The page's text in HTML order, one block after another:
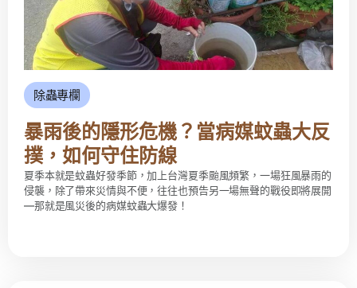
除蟲專欄
暴雨後的隱形危機？當病媒蚊蟲大反
撲，如何守住防線
夏季本就是蚊蟲好發季節，加上台灣夏季颱風頻繁，一場狂風暴雨的
侵襲，除了帶來災情與不便，往往也預告另一場無聲的戰役即將展開
—那就是風災後的病媒蚊蟲大爆發！